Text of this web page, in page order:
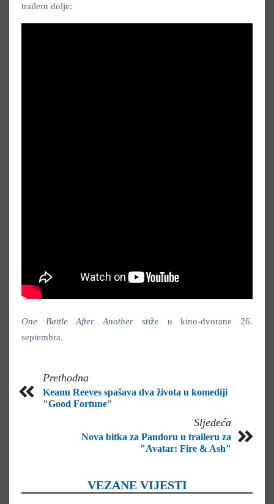
traileru dolje:
One Battle After Another stiže u kino-dvorane 26.
septembra.
Prethodna
Keanu Reeves spašava dva života u komediji
"Good Fortune"
Sljedeća
Nova bitka za Pandoru u traileru za
"Avatar: Fire & Ash"
VEZANE VIJESTI